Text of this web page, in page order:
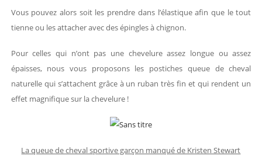
Vous pouvez alors soit les prendre dans l’élastique afin que le tout
tienne ou les attacher avec des épingles à chignon.
Pour celles qui n’ont pas une chevelure assez longue ou assez
épaisses, nous vous proposons les postiches queue de cheval
naturelle qui s’attachent grâce à un ruban très fin et qui rendent un
effet magnifique sur la chevelure !
La queue de cheval sportive garçon manqué de Kristen Stewart